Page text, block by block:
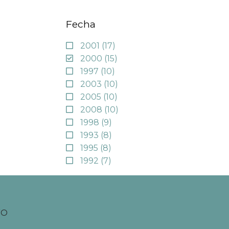
Fecha
2001 (17)
2000 (15)
1997 (10)
2003 (10)
2005 (10)
2008 (10)
1998 (9)
1993 (8)
1995 (8)
1992 (7)